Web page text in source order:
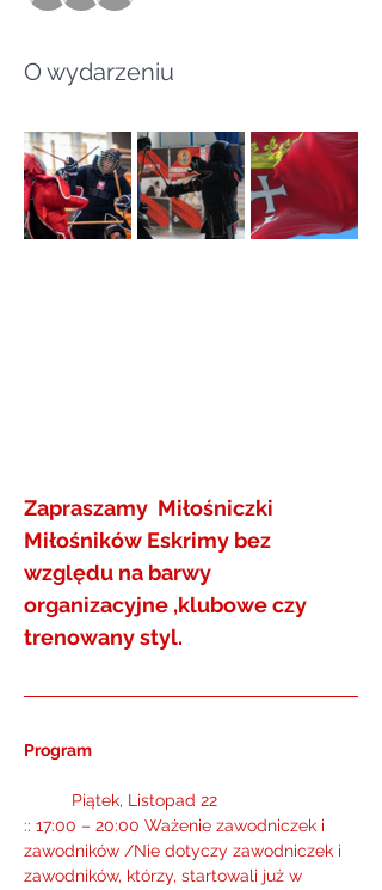
O wydarzeniu
Zapraszamy  Miłośniczki
Miłośników Eskrimy bez
względu na barwy
organizacyjne ,klubowe czy
trenowany styl.
Program
Piątek, Listopad 22
:: 17:00 – 20:00 Ważenie zawodniczek i
zawodników /Nie dotyczy zawodniczek i
zawodników, którzy, startowali już w